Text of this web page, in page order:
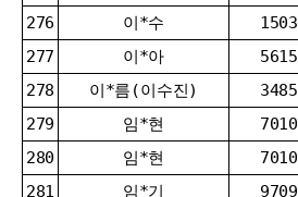
276
이*수 1503
277
이*아 5615
278
이*름(이수진) 3485
279
임*현 7010
280
임*현 7010
281
임*기 9709